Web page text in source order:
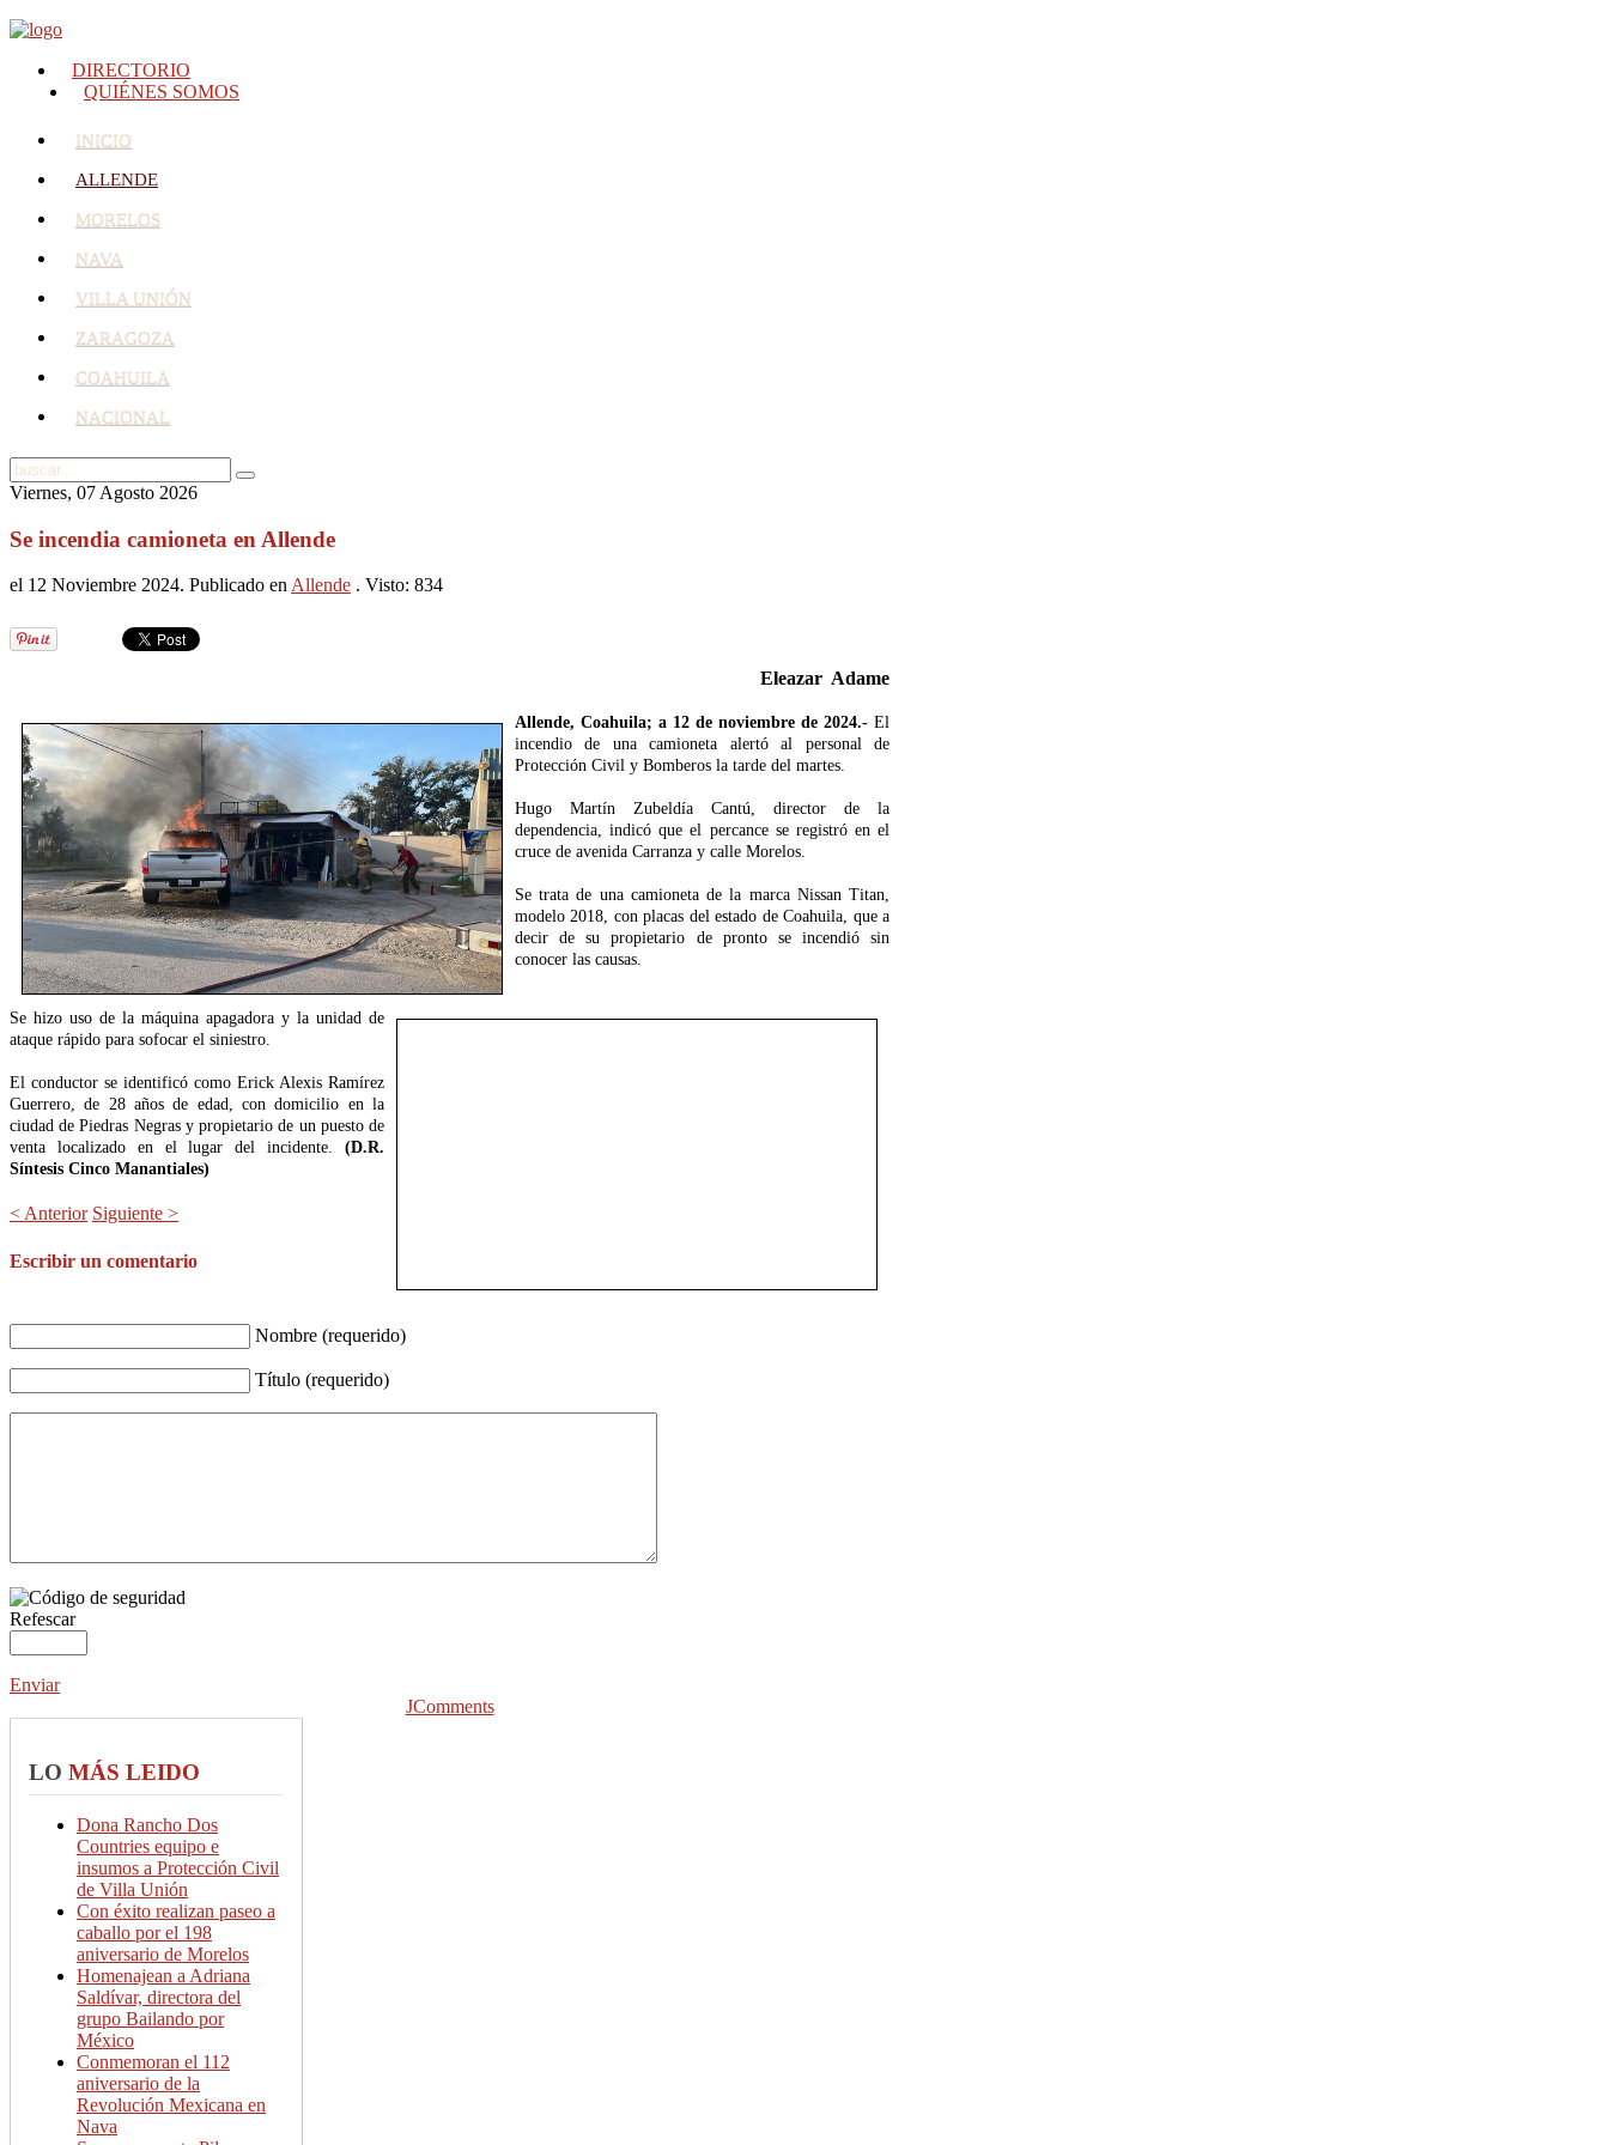
DIRECTORIO
QUIÉNES SOMOS
INICIO
ALLENDE
MORELOS
NAVA
VILLA UNIÓN
ZARAGOZA
COAHUILA
NACIONAL
Viernes, 07 Agosto 2026
Se incendia camioneta en Allende
el 12 Noviembre 2024. Publicado enAllende . Visto: 834
Eleazar Adame
Allende, Coahuila; a 12 de noviembre de 2024.- El
incendio de una camioneta alertó al personal de
Protección Civil y Bomberos la tarde del martes.
Hugo Martín Zubeldía Cantú, director de la
dependencia, indicó que el percance se registró en el
cruce de avenida Carranza y calle Morelos.
Se trata de una camioneta de la marca Nissan Titan,
modelo 2018, con placas del estado de Coahuila, que a
decir de su propietario de pronto se incendió sin
conocer las causas.
Se hizo uso de la máquina apagadora y la unidad de
ataque rápido para sofocar el siniestro.
El conductor se identificó como Erick Alexis Ramírez
Guerrero, de 28 años de edad, con domicilio en la
ciudad de Piedras Negras y propietario de un puesto de
venta localizado en el lugar del incidente. (D.R.
Síntesis Cinco Manantiales)
< Anterior Siguiente >
Escribir un comentario
Nombre (requerido)
Título (requerido)
Refescar
Enviar
JComments
LO MÁS LEIDO
Dona Rancho Dos
Countries equipo e
insumos a Protección Civil
de Villa Unión
Con éxito realizan paseo a
caballo por el 198
aniversario de Morelos
Homenajean a Adriana
Saldívar, directora del
grupo Bailando por
México
Conmemoran el 112
aniversario de la
Revolución Mexicana en
Nava